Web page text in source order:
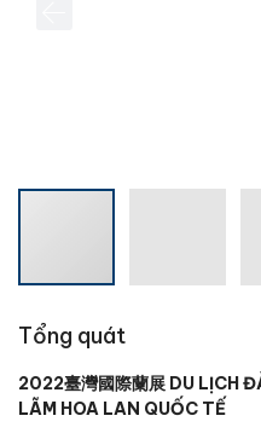
Tổng quát
2022臺灣國際蘭展 DU LỊCH
LÃM HOA LAN QUỐC TẾ